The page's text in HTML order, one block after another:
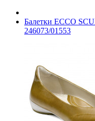
Балетки ECCO
246073/01553